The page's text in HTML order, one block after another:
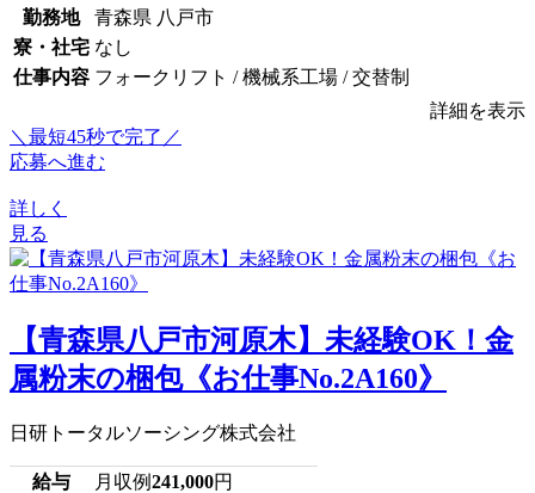
勤務地
青森県 八戸市
寮・社宅 なし
仕事内容 フォークリフト / 機械系工場 / 交替制
詳細を表示
＼最短45秒で完了／
応募へ進む
詳しく
見る
【青森県八戸市河原木】未経験OK！金
属粉末の梱包《お仕事No.2A160》
日研トータルソーシング株式会社
給与 月収例241,000円